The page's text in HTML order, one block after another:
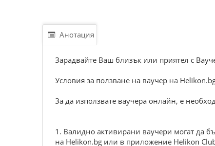
Анотация
Зарадвайте Ваш близък или приятел с
Условия за ползване на ваучер на
За да използвате ваучера онлайн, е
1. Валидно активирани ваучери могат да
на Helikon.bg или в приложение Helikon